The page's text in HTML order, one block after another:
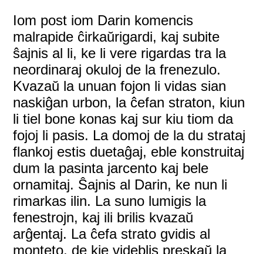
Iom post iom Darin komencis
malrapide ĉirkaŭrigardi, kaj subite
ŝajnis al li, ke li vere rigardas tra la
neordinaraj okuloj de la frenezulo.
Kvazaŭ la unuan fojon li vidas sian
naskiĝan urbon, la ĉefan straton, kiun
li tiel bone konas kaj sur kiu tiom da
fojoj li pasis. La domoj de la du strataj
flankoj estis duetaĝaj, eble konstruitaj
dum la pasinta jarcento kaj bele
ornamitaj. Ŝajnis al Darin, ke nun li
rimarkas ilin. La suno lumigis la
fenestrojn, kaj ili brilis kvazaŭ
arĝentaj. La ĉefa strato gvidis al
monteto, de kie videblis preskaŭ la